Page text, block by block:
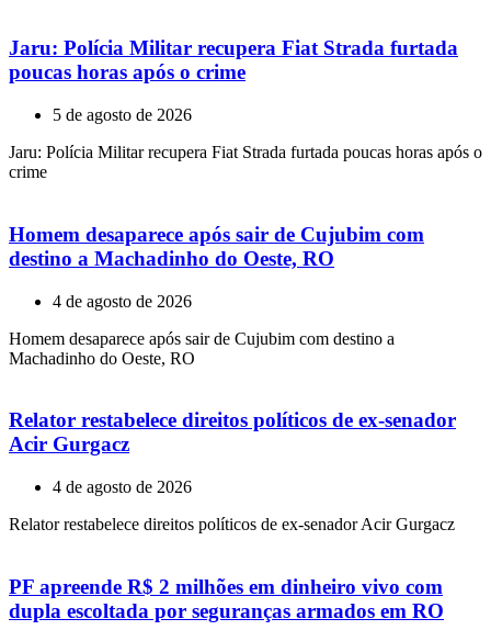
Jaru: Polícia Militar recupera Fiat Strada furtada
poucas horas após o crime
5 de agosto de 2026
Jaru: Polícia Militar recupera Fiat Strada furtada poucas horas após o
crime
Homem desaparece após sair de Cujubim com
destino a Machadinho do Oeste, RO
4 de agosto de 2026
Homem desaparece após sair de Cujubim com destino a
Machadinho do Oeste, RO
Relator restabelece direitos políticos de ex-senador
Acir Gurgacz
4 de agosto de 2026
Relator restabelece direitos políticos de ex-senador Acir Gurgacz
PF apreende R$ 2 milhões em dinheiro vivo com
dupla escoltada por seguranças armados em RO